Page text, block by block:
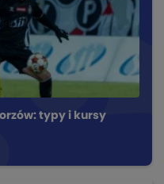
typy i kursy